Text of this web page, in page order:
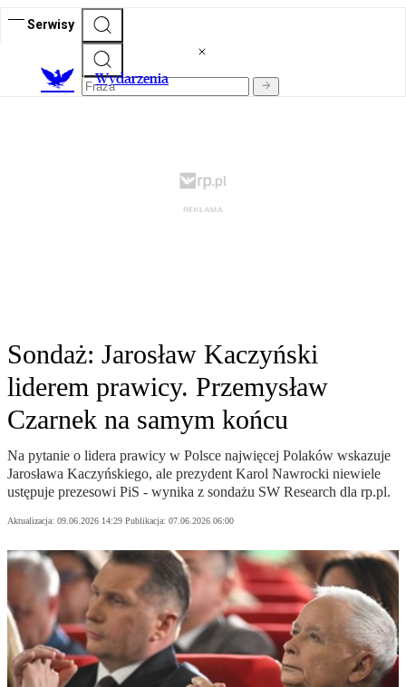
Serwisy
Wydarzenia
Sondaż: Jarosław Kaczyński
liderem prawicy. Przemysław
Czarnek na samym końcu
Na pytanie o lidera prawicy w Polsce najwięcej Polaków wskazuje
Jarosława Kaczyńskiego, ale prezydent Karol Nawrocki niewiele
ustępuje prezesowi PiS - wynika z sondażu SW Research dla rp.pl.
Aktualizacja: 09.06.2026 14:29 Publikacja: 07.06.2026 06:00